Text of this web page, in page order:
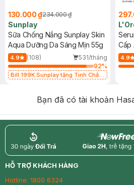
130.000 ₫234.000 ₫
Sunplay
Sữa Chống Nắng Sunplay Skin
Aqua Dưỡng Da Sáng Mịn 55g
4.9 (108)
531/tháng
92%
Bill 199K Sunplay tặng Tinh Chất
Cấp
4.9
Bạn đã có tài khoản
return nowfree
HỖ TRỢ KHÁCH HÀNG
Hotline: 1800 6324